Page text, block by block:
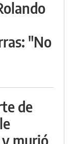
"No
de
murió